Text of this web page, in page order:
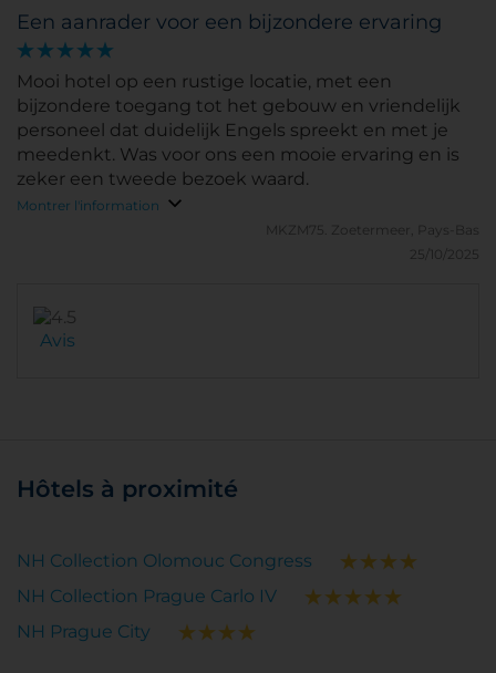
Een aanrader voor een bijzondere ervaring
Mooi hotel op een rustige locatie, met een
bijzondere toegang tot het gebouw en vriendelijk
personeel dat duidelijk Engels spreekt en met je
meedenkt. Was voor ons een mooie ervaring en is
zeker een tweede bezoek waard.
Montrer l'information
MKZM75.
Zoetermeer, Pays-Bas
25/10/2025
Avis
Hôtels à proximité
NH Collection Olomouc Congress
NH Collection Prague Carlo IV
NH Prague City